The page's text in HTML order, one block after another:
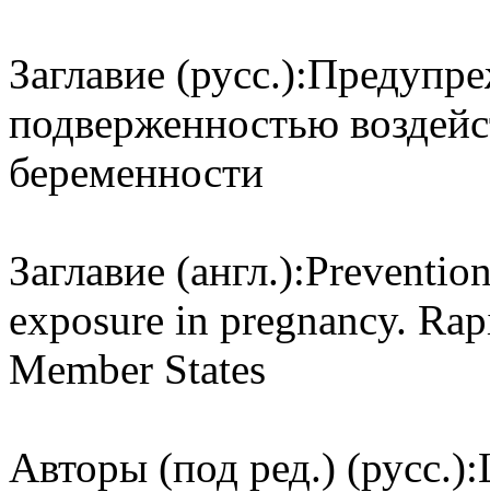
Заглавие (русс.):
подверженностью
беременности
Заглавие (англ.):
exposure in pregnancy.
Member States
Авторы (под ред.) (русс.):